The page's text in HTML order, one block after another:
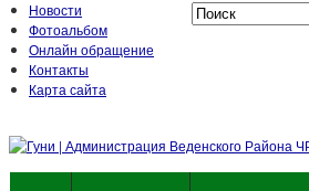
Новости
Фотоальбом
Онлайн обращение
Контакты
Карта сайта